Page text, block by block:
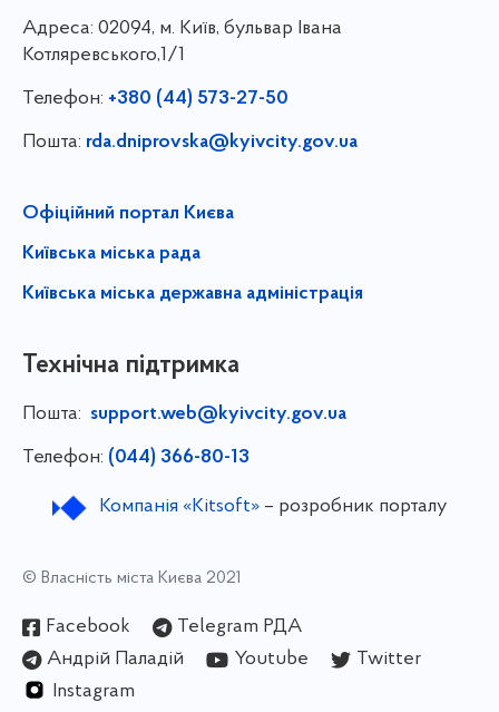
Адреса: 02094, м. Київ, бульвар Івана
Котляревського,1/1
Телефон: +380 (44) 573-27-50
Пошта: rda.dniprovska@kyivcity.gov.ua
Офіційний портал Києва
Київська міська рада
Київська міська державна адміністрація
Технічна підтримка
Пошта: support.web@kyivcity.gov.ua
Телефон: (044) 366-80-13
Компанія «Kitsoft»– розробник порталу
© Власність міста Києва 2021
Facebook
Telegram РДА
Андрій Паладій
Youtube
Twitter
Instagram